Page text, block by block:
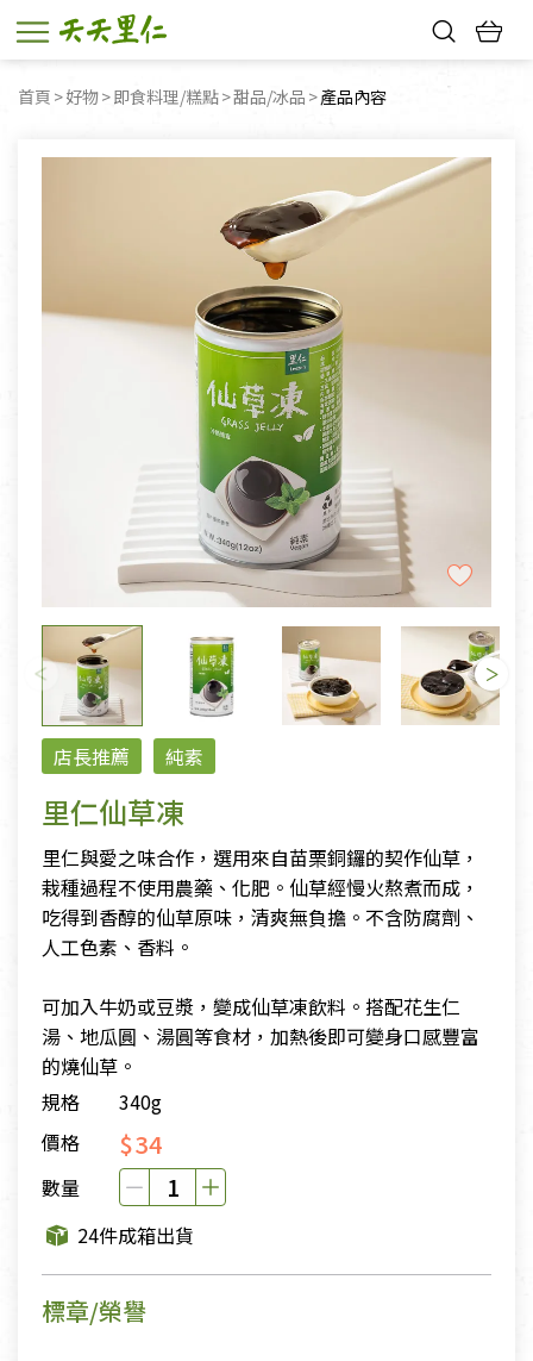
首頁 好物 即食料理/糕點 甜品/冰品 目前頁面：
產品內容
店長推薦 純素
里仁仙草凍
里仁與愛之味合作，選用來自苗栗銅鑼的契作仙草，
栽種過程不使用農藥、化肥。仙草經慢火熬煮而成，
吃得到香醇的仙草原味，清爽無負擔。不含防腐劑、
人工色素、香料。
可加入牛奶或豆漿，變成仙草凍飲料。搭配花生仁
湯、地瓜圓、湯圓等食材，加熱後即可變身口感豐富
的燒仙草。
規格
340g
價格
$34
數量
24件成箱出貨
標章/榮譽